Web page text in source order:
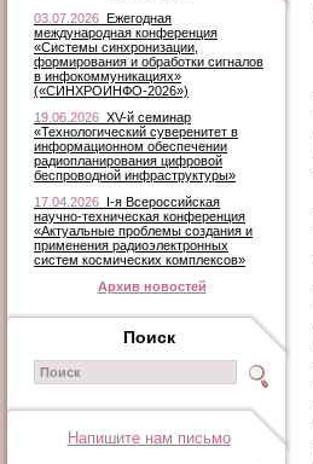
03.07.2026 Ежегодная
международная конференция
«Системы синхронизации,
формирования и обработки сигналов
в инфокоммуникациях»
(«СИНХРОИНФО-2026»)
19.06.2026 XV-й семинар
«Технологический суверенитет в
информационном обеспечении
радиопланирования цифровой
беспроводной инфраструктуры»
17.04.2026 I-я Всероссийская
научно-техническая конференция
«Актуальные проблемы создания и
применения радиоэлектронных
систем космических комплексов»
Архив новостей
Поиск
Напишите нам письмо